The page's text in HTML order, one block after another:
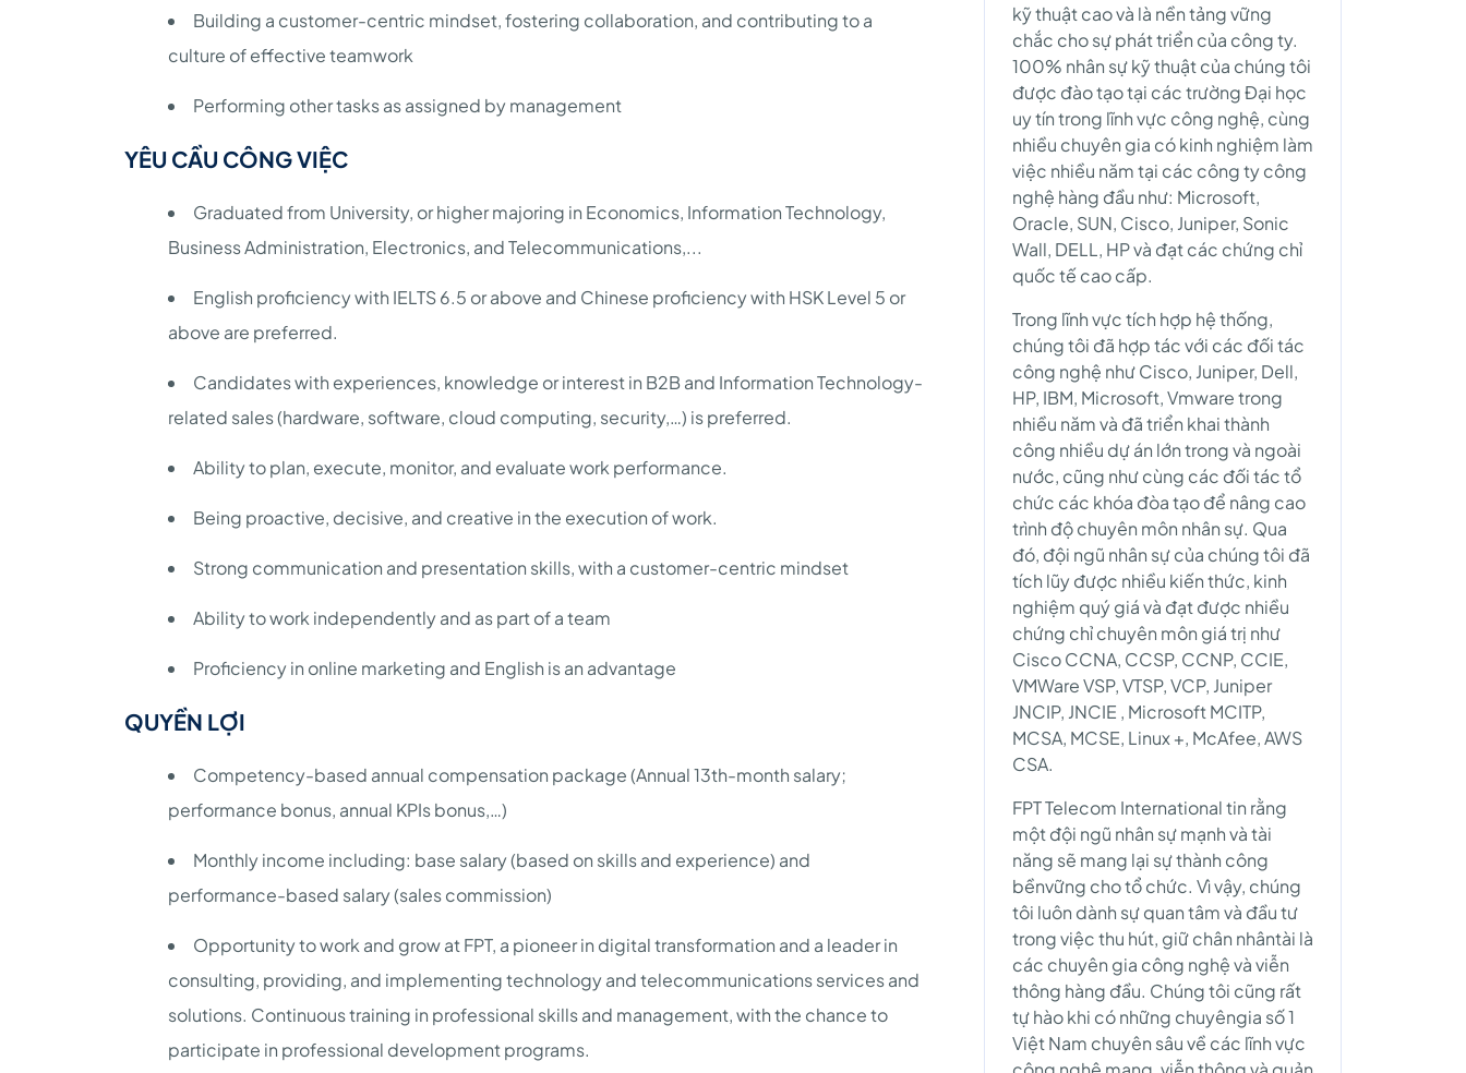
Building a customer-centric mindset, fostering collaboration, and contributing to a
culture of effective teamwork
Performing other tasks as assigned by management
YÊU CẦU CÔNG VIỆC
Graduated from University, or higher majoring in Economics, Information Technology,
Business Administration, Electronics, and Telecommunications,...
English proficiency with IELTS 6.5 or above and Chinese proficiency with HSK Level 5 or
above are preferred.
Candidates with experiences, knowledge or interest in B2B and Information Technology-
related sales (hardware, software, cloud computing, security,…) is preferred.
Ability to plan, execute, monitor, and evaluate work performance.
Being proactive, decisive, and creative in the execution of work.
Strong communication and presentation skills, with a customer-centric mindset
Ability to work independently and as part of a team
Proficiency in online marketing and English is an advantage
QUYỀN LỢI
Competency-based annual compensation package (Annual 13th-month salary;
performance bonus, annual KPIs bonus,…)
Monthly income including: base salary (based on skills and experience) and
performance-based salary (sales commission)
Opportunity to work and grow at FPT, a pioneer in digital transformation and a leader in
consulting, providing, and implementing technology and telecommunications services and
solutions. Continuous training in professional skills and management, with the chance to
participate in professional development programs.
kỹ thuật cao và là nền tảng vững
chắc cho sự phát triển của công ty.
100% nhân sự kỹ thuật của chúng tôi
được đào tạo tại các trường Đại học
uy tín trong lĩnh vực công nghệ, cùng
nhiều chuyên gia có kinh nghiệm làm
việc nhiều năm tại các công ty công
nghệ hàng đầu như: Microsoft,
Oracle, SUN, Cisco, Juniper, Sonic
Wall, DELL, HP và đạt các chứng chỉ
quốc tế cao cấp.
Trong lĩnh vực tích hợp hệ thống,
chúng tôi đã hợp tác với các đối tác
công nghệ như Cisco, Juniper, Dell,
HP, IBM, Microsoft, Vmware trong
nhiều năm và đã triển khai thành
công nhiều dự án lớn trong và ngoài
nước, cũng như cùng các đối tác tổ
chức các khóa đòa tạo để nâng cao
trình độ chuyên môn nhân sự. Qua
đó, đội ngũ nhân sự của chúng tôi đã
tích lũy được nhiều kiến thức, kinh
nghiệm quý giá và đạt được nhiều
chứng chỉ chuyên môn giá trị như
Cisco CCNA, CCSP, CCNP, CCIE,
VMWare VSP, VTSP, VCP, Juniper
JNCIP, JNCIE , Microsoft MCITP,
MCSA, MCSE, Linux +, McAfee, AWS
CSA.
FPT Telecom International tin rằng
một đội ngũ nhân sự mạnh và tài
năng sẽ mang lại sự thành công
bềnvững cho tổ chức. Vì vậy, chúng
tôi luôn dành sự quan tâm và đầu tư
trong việc thu hút, giữ chân nhântài là
các chuyên gia công nghệ và viễn
thông hàng đầu. Chúng tôi cũng rất
tự hào khi có những chuyêngia số 1
Việt Nam chuyên sâu về các lĩnh vực